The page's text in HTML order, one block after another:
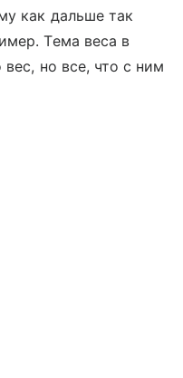
как дальше так
Тема веса в
но все, что с ним